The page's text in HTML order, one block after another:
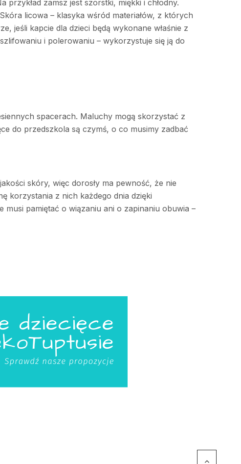
zamsz jest szorstki, miękki i chłodny.
licowa – klasyka wśród materiałów, z których
jeśli kapcie dla dzieci będą wykonane właśnie z
i polerowaniu – wykorzystuje się ją do
spacerach. Maluchy mogą skorzystać z
do przedszkola są czymś, o co musimy zadbać
skóry, więc dorosły ma pewność, że nie
korzystania z nich każdego dnia dzięki
pamiętać o wiązaniu ani o zapinaniu obuwia –